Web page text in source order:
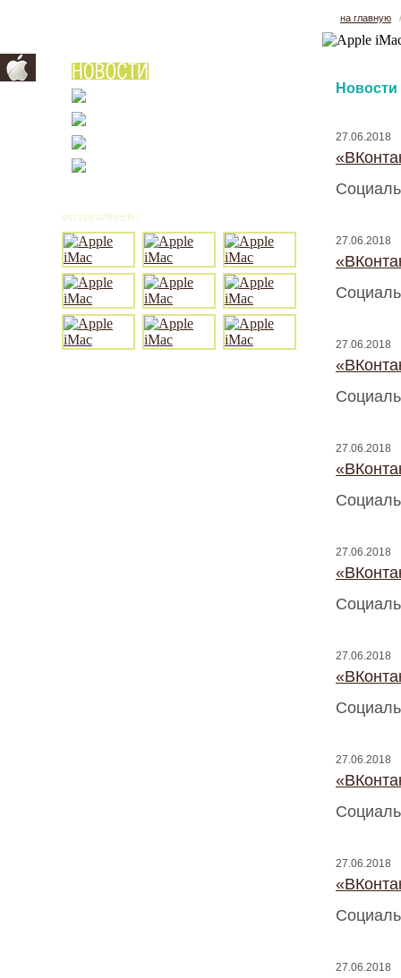
ФОТОГАЛЕРЕЯ /
на главную
Новости
27.06.2018
27.06.2018
27.06.2018
27.06.2018
27.06.2018
27.06.2018
27.06.2018
27.06.2018
27.06.2018